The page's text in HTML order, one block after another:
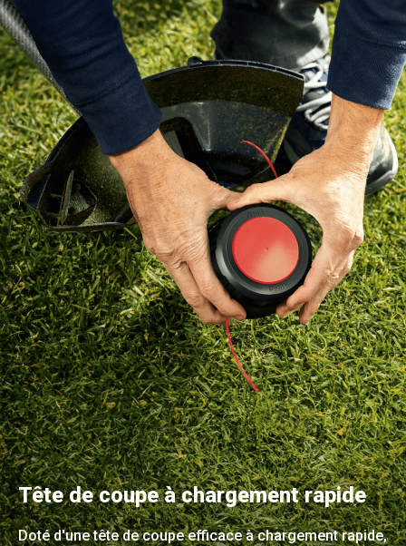
Tête de coupe à chargement rapide
Doté d'une tête de coupe efficace à chargement rapide,